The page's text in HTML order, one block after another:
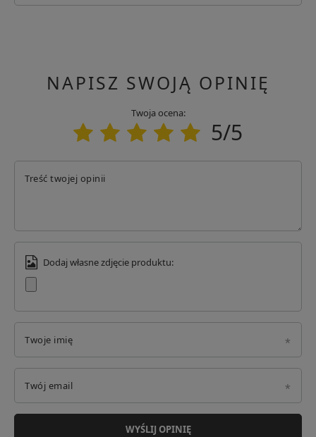
Kraj: Niemcy
Adres email: kontakt@umarex.de
NAPISZ SWOJĄ OPINIĘ
Twoja ocena:
5/5
Treść twojej opinii
Dodaj własne zdjęcie produktu:
Twoje imię
Twój email
WYŚLIJ OPINIĘ